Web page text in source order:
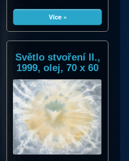
Více »
Světlo stvoření II.,
1999, olej, 70 x 60